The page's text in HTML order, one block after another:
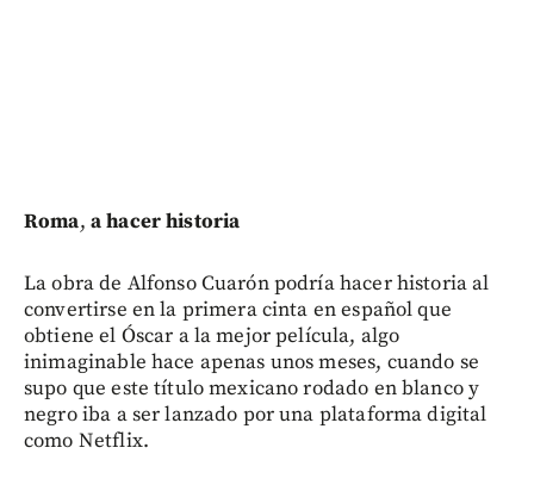
Roma, a hacer historia
La obra de Alfonso Cuarón podría hacer historia al
convertirse en la primera cinta en español que
obtiene el Óscar a la mejor película, algo
inimaginable hace apenas unos meses, cuando se
supo que este título mexicano rodado en blanco y
negro iba a ser lanzado por una plataforma digital
como Netflix.